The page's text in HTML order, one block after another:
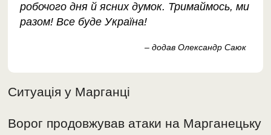
робочого дня й ясних думок. Тримаймось, ми
разом! Все буде Україна!
– додав Олександр Саюк
Ситуація у Марганці
Ворог продовжував атаки на Марганецьку